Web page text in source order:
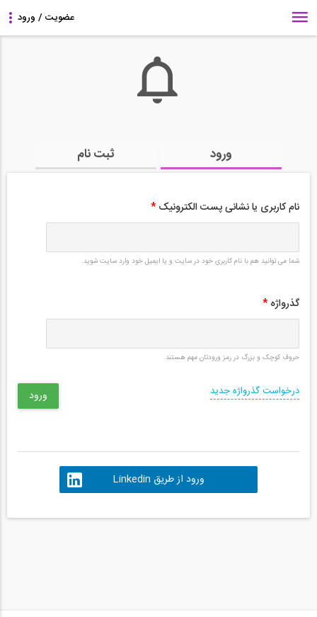
ورود ثبت نام
نام کاربری یا نشانی پست الکترونیک *
شما می توانید هم با نام کاربری خود در سایت و یا ایمیل خود وارد سایت شوید.
گذرواژه *
حروف کوچک و بزرگ در رمز ورودتان مهم هستند.
درخواست گذرواژه جدید
ورود از طریق Linkedin